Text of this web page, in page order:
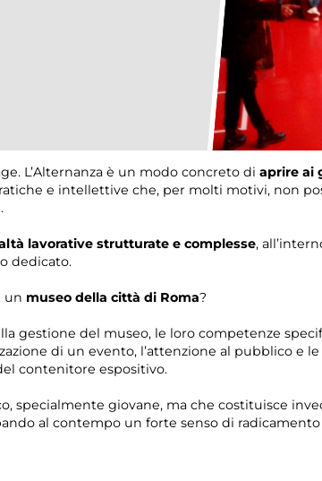
L’Alternanza è un modo concreto di aprire ai
e intellettive che, per molti motivi, non
lavorative strutturate e complesse,
dedicato.
un museo della città di Roma?
gestione del museo, le loro competenze
di un evento, l’attenzione al pubblico e
contenitore espositivo.
specialmente giovane, ma che costituisce
al contempo un forte senso di